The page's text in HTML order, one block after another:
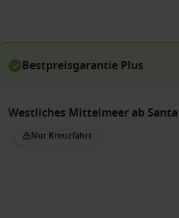
Bestpreisgarantie Plus
Westliches Mittelmeer ab Santa
Nur Kreuzfahrt